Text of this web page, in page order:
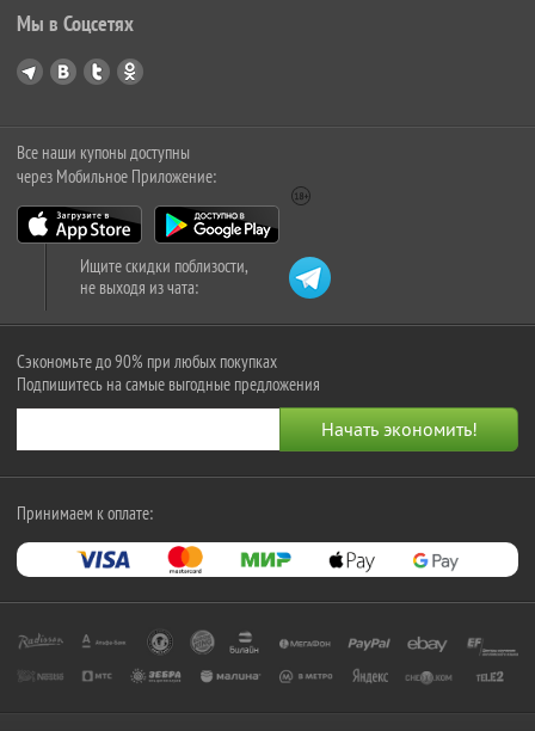
Мы в Соцсетях
Все наши купоны доступны
через Мобильное Приложение:
Ищите скидки поблизости,
не выходя из чата:
Сэкономьте до 90% при любых покупках
Подпишитесь на самые выгодные предложения
Принимаем к оплате: